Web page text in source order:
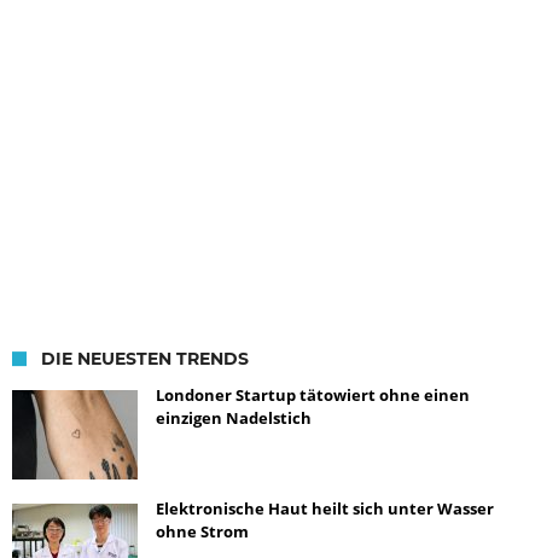
DIE NEUESTEN TRENDS
Londoner Startup tätowiert ohne einen
einzigen Nadelstich
Elektronische Haut heilt sich unter Wasser
ohne Strom